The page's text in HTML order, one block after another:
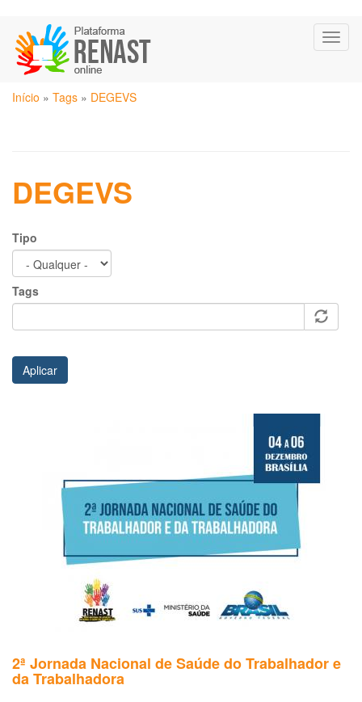
para
conteúdo
principal
Você
Início » Tags » DEGEVS
DEGEVS
Tipo
Tags
Aplicar
2ª Jornada Nacional de Saúde do Trabalhador e
da Trabalhadora